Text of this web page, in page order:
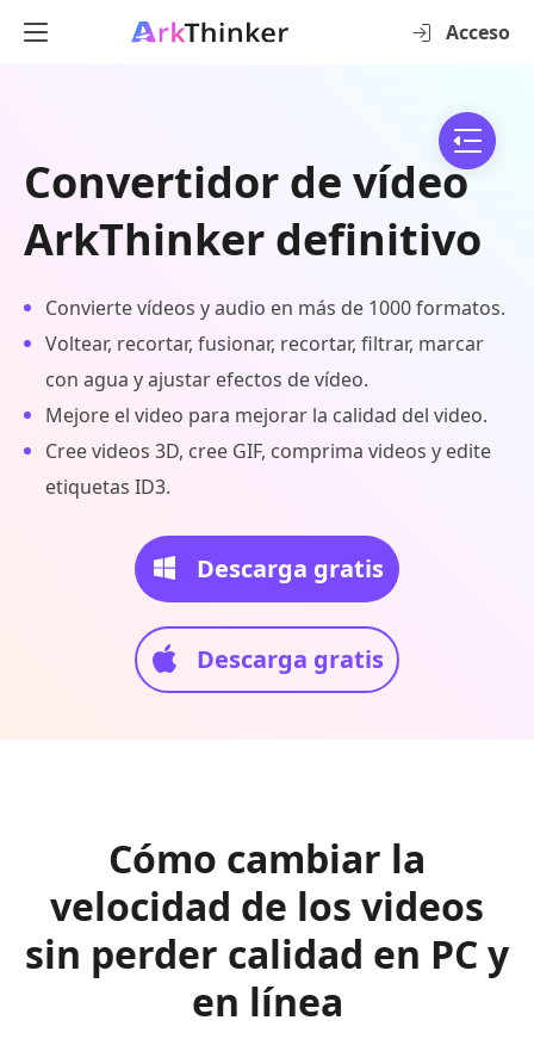
Acceso
Convertidor de vídeo
ArkThinker definitivo
Convierte vídeos y audio en más de 1000 formatos.
Voltear, recortar, fusionar, recortar, filtrar, marcar
con agua y ajustar efectos de vídeo.
Mejore el video para mejorar la calidad del video.
Cree videos 3D, cree GIF, comprima videos y edite
etiquetas ID3.
Descarga gratis
Descarga gratis
Cómo cambiar la
velocidad de los videos
sin perder calidad en PC y
en línea